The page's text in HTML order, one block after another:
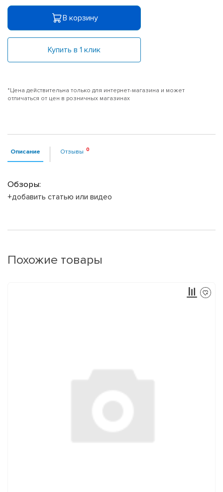
В корзину
Купить в 1 клик
*Цена действительна только для интернет-магазина и может
отличаться от цен в розничных магазинах
Описание Отзывы
Обзоры:
+добавить статью или видео
Похожие товары